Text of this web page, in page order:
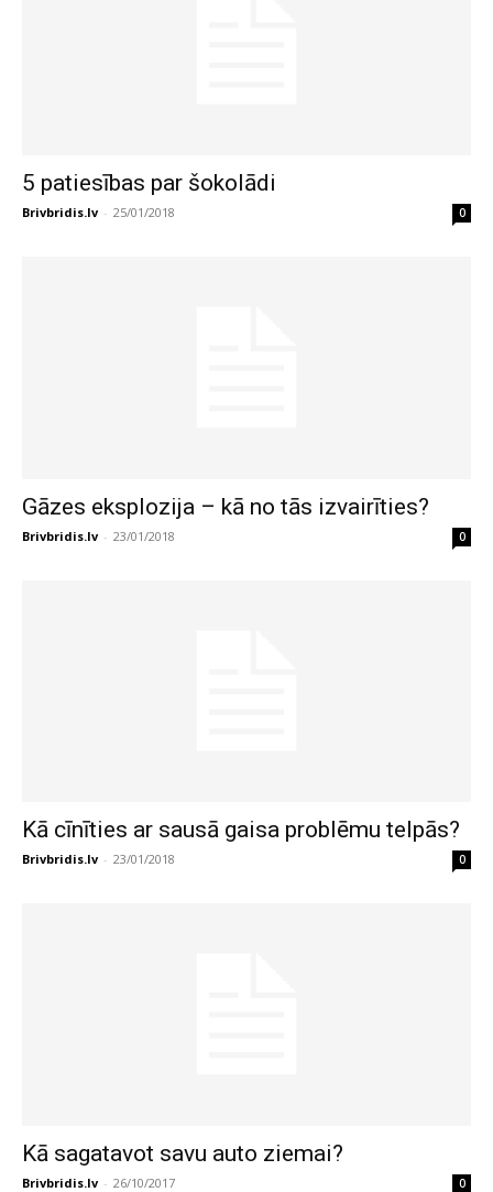
5 patiesības par šokolādi
Brivbridis.lv - 25/01/2018 0
Gāzes eksplozija – kā no tās izvairīties?
Brivbridis.lv - 23/01/2018 0
Kā cīnīties ar sausā gaisa problēmu telpās?
Brivbridis.lv - 23/01/2018 0
Kā sagatavot savu auto ziemai?
Brivbridis.lv - 26/10/2017 0